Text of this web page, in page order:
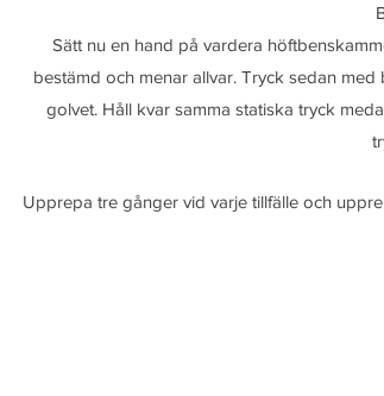
Sätt nu en hand på vardera
bestämd och menar allvar. Tryck sedan
golvet. Håll kvar samma statiska tryck
Upprepa tre gånger vid varje tillfälle och